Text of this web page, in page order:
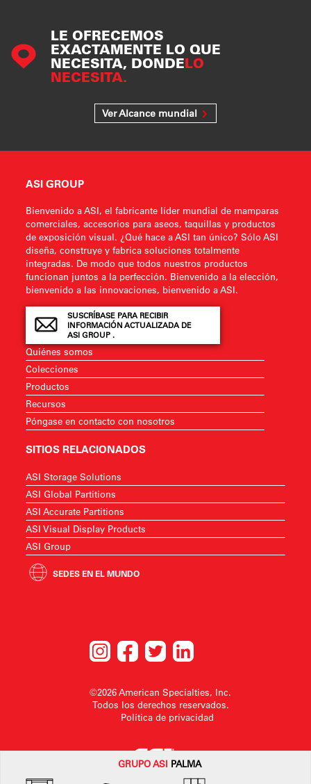
LE OFRECEMOS
EXACTAMENTE LO QUE
NECESITA, DONDELO
NECESITA.
Ver Alcance mundial
GRUPOASI PALMA
ASI GROUP
Bienvenido a ASI, el fabricante líder mundial de mamparas
comerciales, accesorios para aseos, taquillas y productos
de exposición visual. ¿Qué hace a ASI tan único? Sólo ASI
diseña, construye y fabrica soluciones totalmente
integradas. De modo que todos nuestros productos
funcionan juntos a la perfección. Bienvenido a la elección,
bienvenido a las innovaciones, bienvenido a ASI.
SUSCRÍBASE PARA RECIBIR
INFORMACIÓN ACTUALIZADA DE
ASI GROUP .
Quiénes somos
Colecciones
Productos
Recursos
Póngase en contacto con nosotros
SITIOS RELACIONADOS
ASI Storage Solutions
ASI Global Partitions
ASI Accurate Partitions
ASI Visual Display Products
ASI Group
SEDES EN EL MUNDO
©2026 American Specialties, Inc.
Todos los derechos reservados.
Política de privacidad